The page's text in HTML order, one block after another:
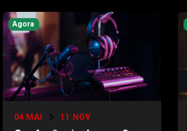
04 MAI 11 NOV
Agora